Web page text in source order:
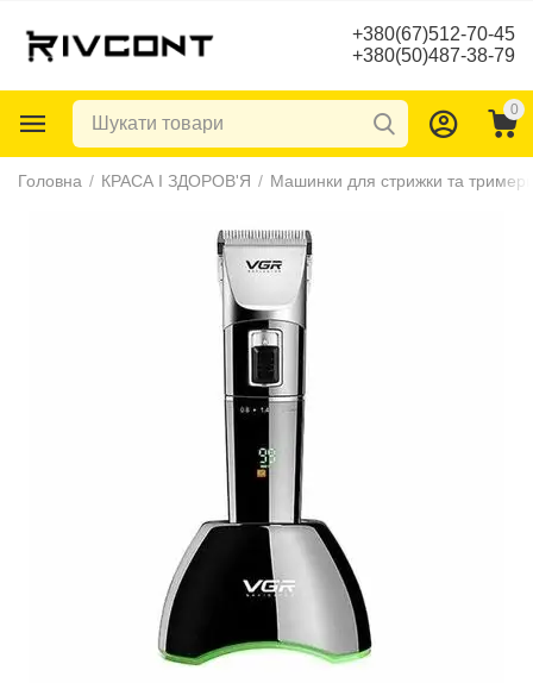
+380(67)512-70-45
+380(50)487-38-79
0
Головна / КРАСА І ЗДОРОВ'Я / Машинки для стрижки та